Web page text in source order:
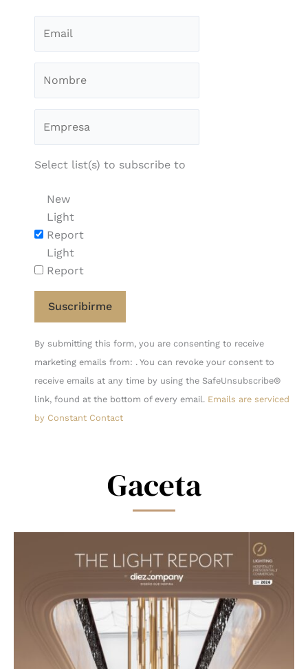
Select list(s) to subscribe to
New
Light
Report
Light
Report
Constant
Contact
Use.
Please
leave
By submitting this form, you are consenting to receive
marketing emails from: . You can revoke your consent to
receive emails at any time by using the SafeUnsubscribe®
link, found at the bottom of every email. Emails are serviced
by Constant Contact
Gaceta